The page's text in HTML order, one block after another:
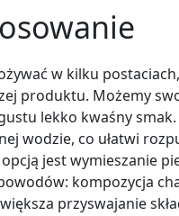
w kilku
produktu. Możemy
lekko kwaśny
wodzie, co ułatwi
jest wymieszanie
kompozycja
przyswajanie